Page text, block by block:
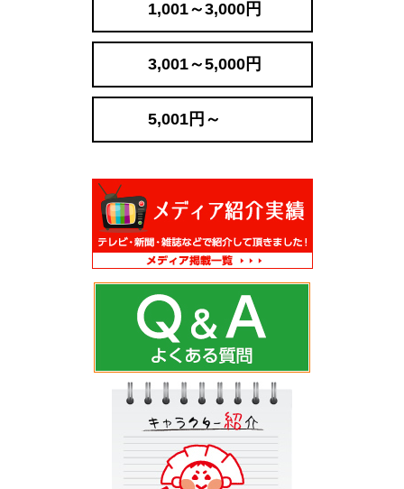
1,001～3,000円
3,001～5,000円
5,001円～